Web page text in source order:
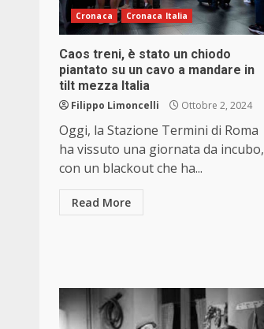
Cronaca Cronaca Italia
Caos treni, è stato un chiodo
piantato su un cavo a mandare in
tilt mezza Italia
Filippo Limoncelli Ottobre 2, 2024
Oggi, la Stazione Termini di Roma
ha vissuto una giornata da incubo,
con un blackout che ha...
Read More